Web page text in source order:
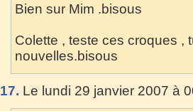
Bien sur Mim .bisous
Colette , teste ces croques ,
nouvelles.bisous
17. Le lundi 29 janvier 2007 à